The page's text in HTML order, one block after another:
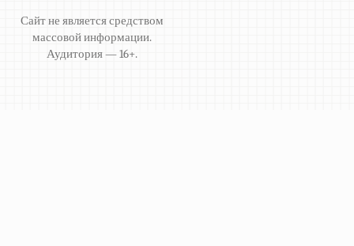
Сайт не является средством
массовой информации.
Аудитория — 16+.